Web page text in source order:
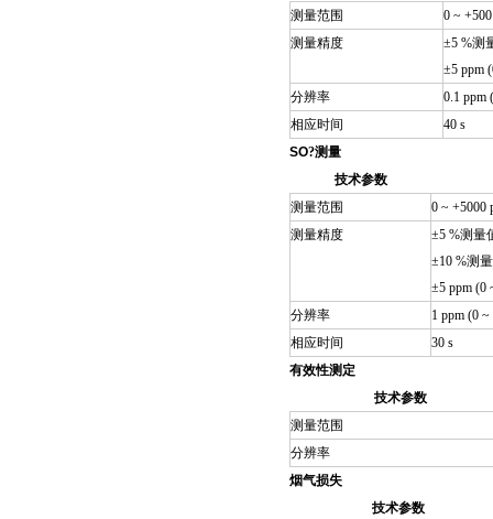
测量范围
0 ~
测量精度
±5 %测
±5 ppm
分辨率
0.1 ppm
相应时间
40 s
SO?测量
技术参数
测量范围
0 ~ +5000
测量精度
±5 %测量
±10 %测
±5 ppm (0
分辨率
1 ppm (0
相应时间
30 s
有效性测定
技术参数
测量范围
分辨率
烟气损失
技术参数